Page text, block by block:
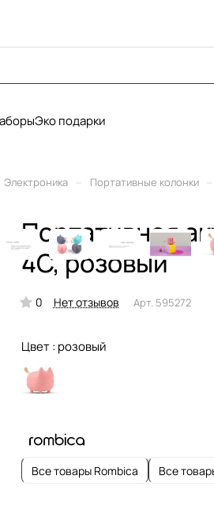
Эко подарки
Электроника Портативные колонки
Портативная
4C, розовый
0 Нет отзывов Арт. 595272
Цвет : розовый
Все товары Rombica Все